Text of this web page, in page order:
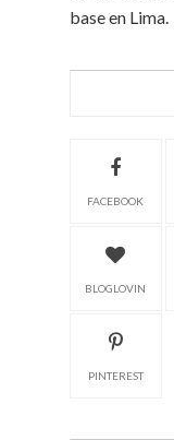
base en Lima.
FACEBOOK
BLOGLOVIN
PINTEREST